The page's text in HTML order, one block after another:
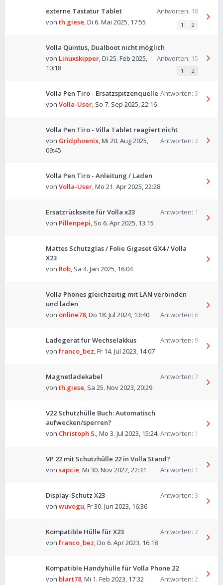
externe Tastatur Tablet Antworten: 18
von th.giese,Di 6. Mai 2025, 17:55 1 2
Volla Quintus, Dualboot nicht möglich
Antworten: 15
von Linuxskipper,Di 25. Feb 2025,
10:18
1 2
Volla Pen Tiro - Ersatzspitzenquelle Antworten: 3
von Volla-User, So 7. Sep 2025, 22:16
Volla Pen Tiro - Villa Tablet reagiert nicht
Antworten: 2
von Gridphoenix,Mi 20. Aug 2025,
09:45
Volla Pen Tiro - Anleitung / Laden
von Volla-User,Mo 21. Apr 2025, 22:28
Ersatzrückseite für Volla x23 Antworten: 1
von Pillenpepi, So 6. Apr 2025, 13:15
Mattes Schutzglas / Folie Gigaset GX4 / Volla
X23
von Rob, Sa 4. Jan 2025, 16:04
Volla Phones gleichzeitig mit LAN verbinden
und laden
Antworten: 6
von online78,Do 18. Jul 2024, 13:40
Ladegerät für Wechselakkus Antworten: 9
von franco_bez,Fr 14. Jul 2023, 14:07
Magnetladekabel Antworten: 7
von th.giese, Sa 25. Nov 2023, 20:29
V22 Schutzhülle Buch: Automatisch
aufwecken/sperren?
Antworten: 1
von Christoph S.,Mo 3. Jul 2023, 15:24
VP 22 mit Schutzhülle 22 in Volla Stand?
Antworten: 1
von sapcie,Mi 30. Nov 2022, 22:31
Display-Schutz X23 Antworten: 3
von wuvogu,Fr 30. Jun 2023, 16:36
Kompatible Hülle für X23 Antworten: 2
von franco_bez,Do 6. Apr 2023, 16:18
Kompatible Handyhülle für Volla Phone 22
Antworten: 2
von blart78,Mi 1. Feb 2023, 17:32